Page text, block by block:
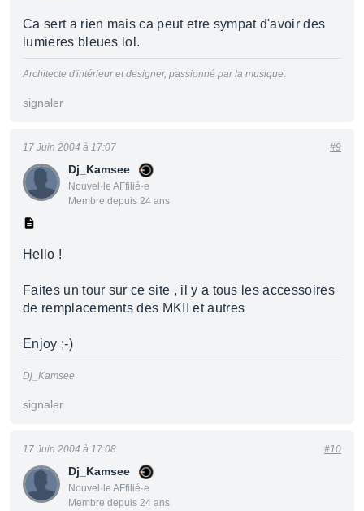
Ca sert a rien mais ca peut etre sympat d'avoir des
lumieres bleues lol.
Architecte d'intérieur et designer, passionné par la musique.
signaler
Dj_Kamsee
Nouvel·le AFfilié·e
Membre depuis 24 ans
17 Juin 2004 à 17:07 #9
Hello !
Faites un tour sur ce site , il y a tous les accessoires
de remplacements des MKII et autres
Enjoy ;-)
Dj_Kamsee
signaler
Dj_Kamsee
Nouvel·le AFfilié·e
Membre depuis 24 ans
17 Juin 2004 à 17:08 #10